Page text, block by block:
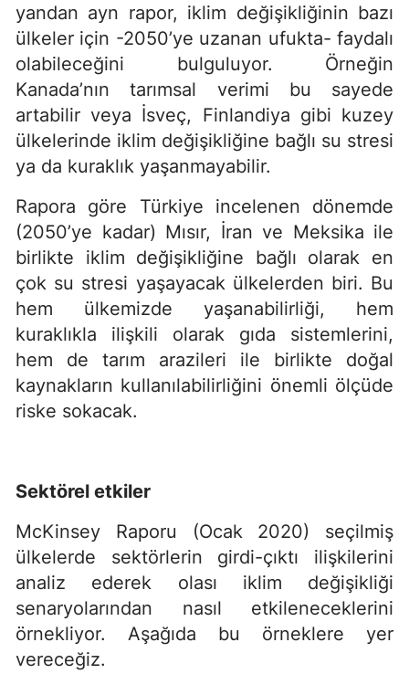
yandan ayn rapor, iklim değişikliğinin bazı
ülkeler için -2050’ye uzanan ufukta- faydalı
olabileceğini bulguluyor. Örneğin
Kanada’nın tarımsal verimi bu sayede
artabilir veya İsveç, Finlandiya gibi kuzey
ülkelerinde iklim değişikliğine bağlı su stresi
ya da kuraklık yaşanmayabilir.
Rapora göre Türkiye incelenen dönemde
(2050’ye kadar) Mısır, İran ve Meksika ile
birlikte iklim değişikliğine bağlı olarak en
çok su stresi yaşayacak ülkelerden biri. Bu
hem ülkemizde yaşanabilirliği, hem
kuraklıkla ilişkili olarak gıda sistemlerini,
hem de tarım arazileri ile birlikte doğal
kaynakların kullanılabilirliğini önemli ölçüde
riske sokacak.
Sektörel etkiler
McKinsey Raporu (Ocak 2020) seçilmiş
ülkelerde sektörlerin girdi-çıktı ilişkilerini
analiz ederek olası iklim değişikliği
senaryolarından nasıl etkileneceklerini
örnekliyor. Aşağıda bu örneklere yer
vereceğiz.